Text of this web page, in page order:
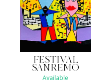
FESTIVAL
SANREMO
Available